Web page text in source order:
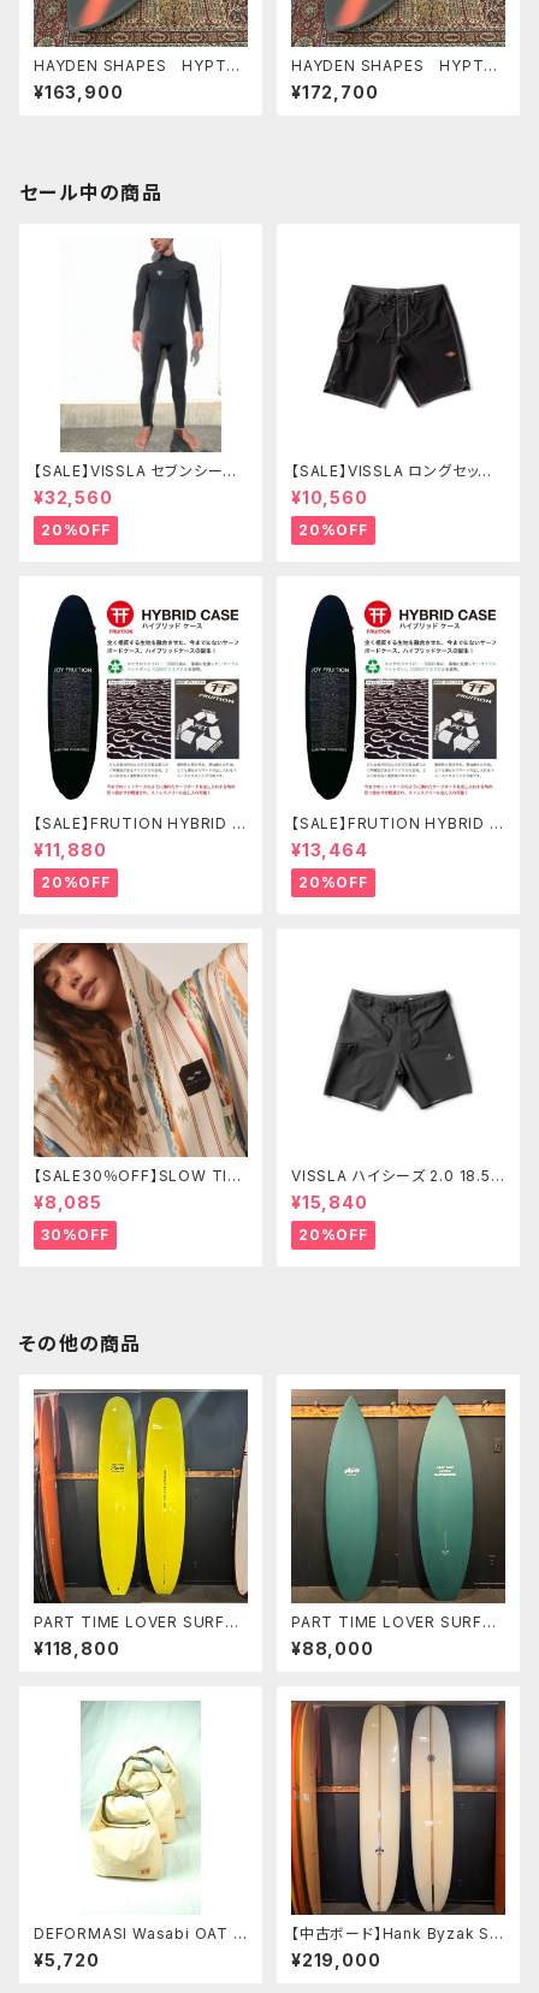
HAYDEN SHAPES HYPTO
KRYPTO FUTURE FLEX
5’10” RED PLASMA NEW C
¥163,900
HAYDEN SHAPES HYPTO
KRYPTO FUTURE FLEX
6’0” RED PLASMA NEW C
¥172,700
セール中の商品
【SALE】VISSLA セブンシーズ
コンプ 3-2mm フルチェストジ
ップ SIZE L カラーBL2
¥32,560
20%OFF
【SALE】VISSLA ロングセッツ
21 サーフパンツ 水着 ヴィスラ
ボードショーツ
¥10,560
20%OFF
【SALE】FRUTION HYBRID C
ASE 7'6" FUN ハイブリッドケ
ース
¥11,880
20%OFF
【SALE】FRUTION HYBRID C
ASE 9'6" LONG ハイブリッド
ケース
¥13,464
20%OFF
【SALE30％OFF】SLOW TID
E Harlow Quick-Dry Chan
ging Poncho L/XL
¥8,085
30%OFF
VISSLA ハイシーズ 2.0 18.5”
ボードショーツ メンズ サーフ
パンツ 水着 ヴィスラ ボードシ
ョーツ
¥15,840
20%OFF
その他の商品
PART TIME LOVER SURFB
OARDS 『INVOLMENT』
9'3"
¥118,800
PART TIME LOVER SURFB
OARDS 『THE NEIGHBOR』
6’0” HP SHORT
¥88,000
DEFORMASI Wasabi OAT S
EMIDRY BAG 10ℓ オリジナル
トートバッグ バリ
¥5,720
【中古ボード】Hank Byzak SU
RFBOARDS 9’6” ハンクバ
イザック
¥219,000